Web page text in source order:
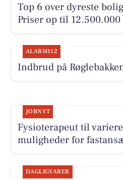
Top 6 over dyreste
Priser op til
ALARM112
Indbrud på
JOBNYT
Fysioterapeut til
muligheder for
DAGLIGVARER